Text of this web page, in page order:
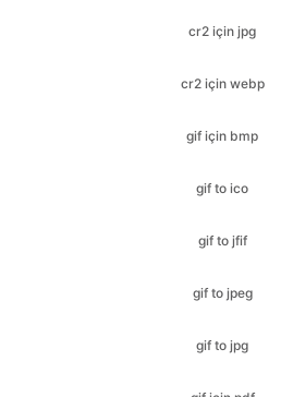
gif için bmp
gif to ico
gif to jfif
gif to jpeg
gif to jpg
gif için pdf
gif to png